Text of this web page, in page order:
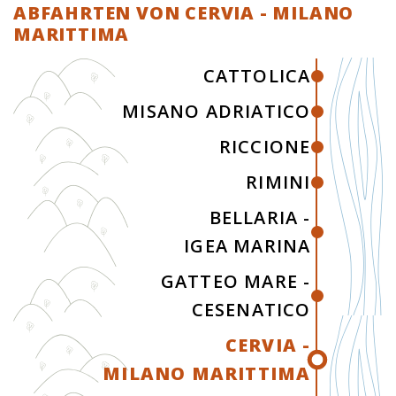
ABFAHRTEN VON CERVIA - MILANO
MARITTIMA
CATTOLICA
MISANO ADRIATICO
RICCIONE
RIMINI
BELLARIA -
IGEA MARINA
GATTEO MARE -
CESENATICO
CERVIA -
MILANO MARITTIMA